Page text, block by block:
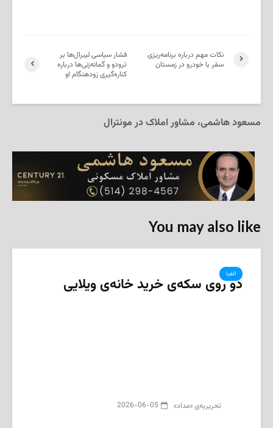
فشار سیاسی لیبرال‌ها بر
ترودو و گمانه‌زنی‌ها درباره
کناره‌گیری زودهنگام او
نکات مهم درباره برنامه‌ریزی
سفر با خودرو در زمستان
مسعود هاشمی، مشاور املاک در مونترال
You may also like
الفبا
دو روی سکه‌ی خرید خانه‌ی ویلایی
تحریریه‌ی «مداد» 2026-06-05